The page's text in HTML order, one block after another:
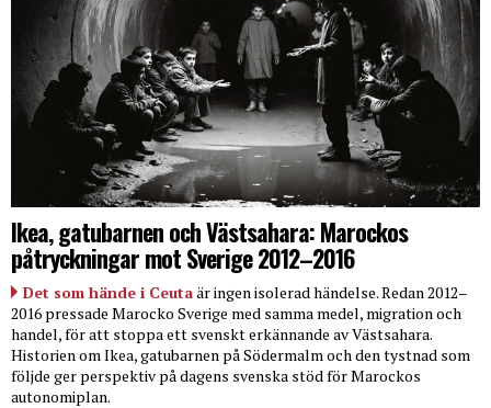
Ikea, gatubarnen och Västsahara: Marockos
påtryckningar mot Sverige 2012–2016
Det som hände i Ceutaär ingen isolerad händelse. Redan 2012–
2016 pressade Marocko Sverige med samma medel, migration och
handel, för att stoppa ett svenskt erkännande av Västsahara.
Historien om Ikea, gatubarnen på Södermalm och den tystnad som
följde ger perspektiv på dagens svenska stöd för Marockos
autonomiplan.